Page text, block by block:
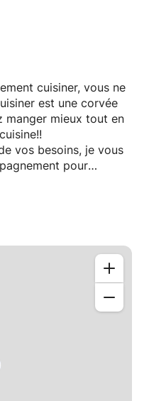
cuisiner, vous ne
est une corvée
manger mieux tout en
pour
en cuisine,
cuisine française, 15